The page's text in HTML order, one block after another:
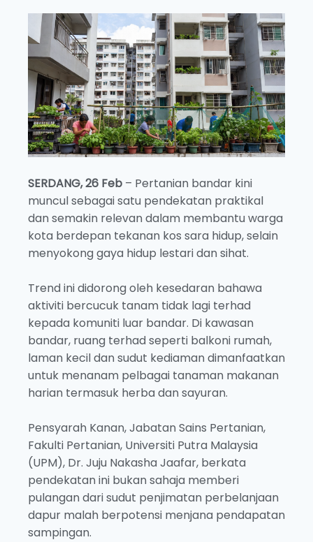
SERDANG, 26 Feb – Pertanian bandar kini
muncul sebagai satu pendekatan praktikal
dan semakin relevan dalam membantu warga
kota berdepan tekanan kos sara hidup, selain
menyokong gaya hidup lestari dan sihat.
Trend ini didorong oleh kesedaran bahawa
aktiviti bercucuk tanam tidak lagi terhad
kepada komuniti luar bandar. Di kawasan
bandar, ruang terhad seperti balkoni rumah,
laman kecil dan sudut kediaman dimanfaatkan
untuk menanam pelbagai tanaman makanan
harian termasuk herba dan sayuran.
Pensyarah Kanan, Jabatan Sains Pertanian,
Fakulti Pertanian, Universiti Putra Malaysia
(UPM), Dr. Juju Nakasha Jaafar, berkata
pendekatan ini bukan sahaja memberi
pulangan dari sudut penjimatan perbelanjaan
dapur malah berpotensi menjana pendapatan
sampingan.